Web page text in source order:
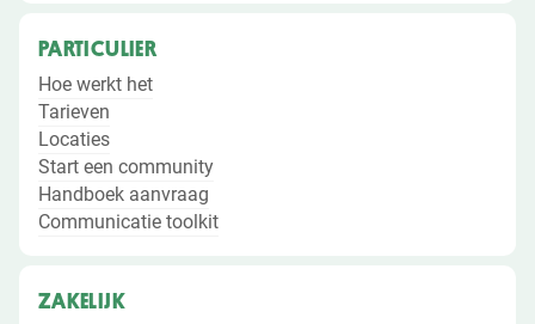
PARTICULIER
Hoe werkt het
Tarieven
Locaties
Start een community
Handboek aanvraag
Communicatie toolkit
ZAKELIJK